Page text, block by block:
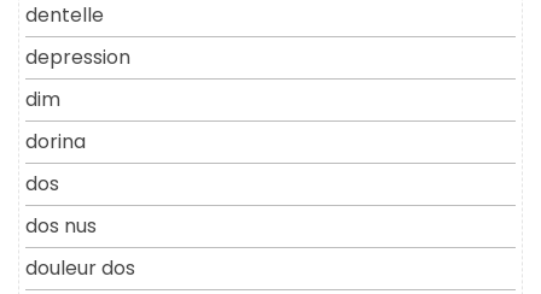
dentelle
depression
dim
dorina
dos
dos nus
douleur dos